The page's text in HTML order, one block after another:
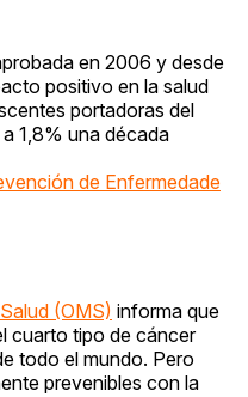
en 2006 y desde
positivo en la salud
portadoras del
1,8% una década
de Enfermedade
(OMS) informa que
cuarto tipo de cáncer
todo el mundo. Pero
prevenibles con la